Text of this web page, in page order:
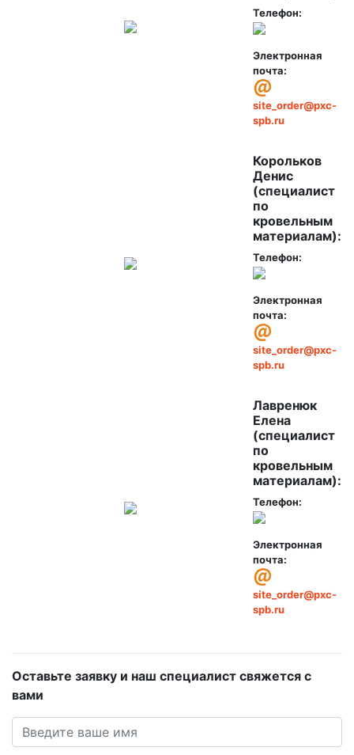
Телефон:
Электронная
почта:
site_order@pxc-
spb.ru
Корольков
Денис
(специалист
по
кровельным
материалам):
Телефон:
Электронная
почта:
site_order@pxc-
spb.ru
Лавренюк
Елена
(специалист
по
кровельным
материалам):
Телефон:
Электронная
почта:
site_order@pxc-
spb.ru
Оставьте заявку и наш специалист свяжется с
вами